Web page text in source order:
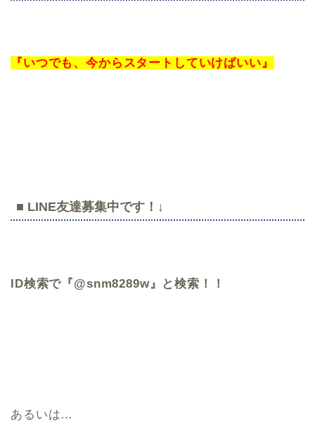
『いつでも、今からスタートしていけばいい』
■ LINE友達募集中です！↓
ID検索で『@snm8289w』と検索！！
あるいは…